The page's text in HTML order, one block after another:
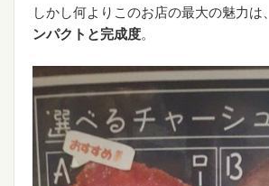
しかし何よりこのお店の最大の魅力は、
ンパクトと完成度。